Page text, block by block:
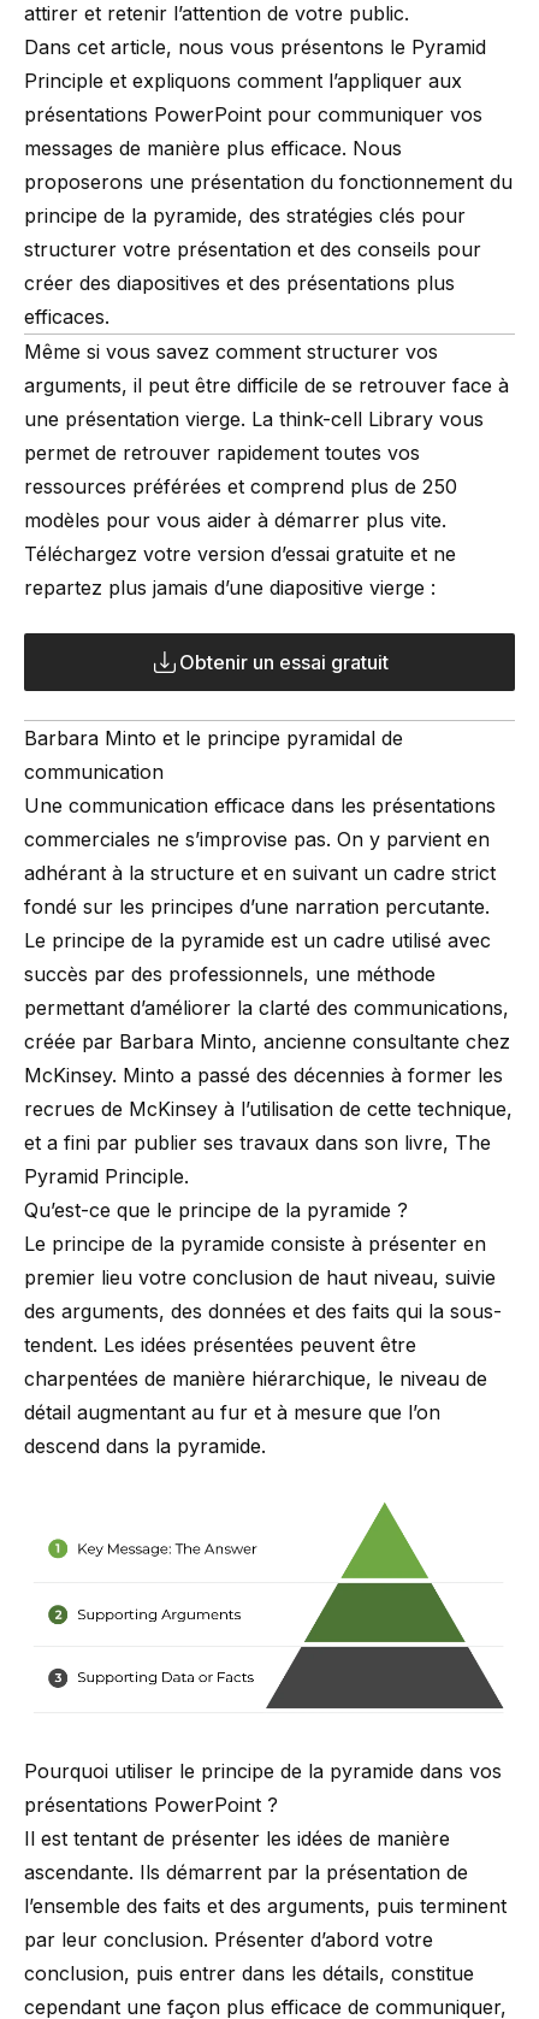
attirer et retenir l’attention de votre public.
Dans cet article, nous vous présentons le Pyramid
Principle et expliquons comment l’appliquer aux
présentations PowerPoint pour communiquer vos
messages de manière plus efficace. Nous
proposerons une présentation du fonctionnement du
principe de la pyramide, des stratégies clés pour
structurer votre présentation et des conseils pour
créer des diapositives et des présentations plus
efficaces.
Même si vous savez comment structurer vos
arguments, il peut être difficile de se retrouver face à
une présentation vierge. La think-cell Library vous
permet de retrouver rapidement toutes vos
ressources préférées et comprend plus de 250
modèles pour vous aider à démarrer plus vite.
Téléchargez votre version d’essai gratuite et ne
repartez plus jamais d’une diapositive vierge :
Obtenir un essai gratuit
Barbara Minto et le principe pyramidal de
communication
Une communication efficace dans les présentations
commerciales ne s’improvise pas. On y parvient en
adhérant à la structure et en suivant un cadre strict
fondé sur les principes d’une narration percutante.
Le principe de la pyramide est un cadre utilisé avec
succès par des professionnels, une méthode
permettant d’améliorer la clarté des communications,
créée par Barbara Minto, ancienne consultante chez
McKinsey. Minto a passé des décennies à former les
recrues de McKinsey à l’utilisation de cette technique,
et a fini par publier ses travaux dans son livre, The
Pyramid Principle.
Qu’est-ce que le principe de la pyramide ?
Le principe de la pyramide consiste à présenter en
premier lieu votre conclusion de haut niveau, suivie
des arguments, des données et des faits qui la sous-
tendent. Les idées présentées peuvent être
charpentées de manière hiérarchique, le niveau de
détail augmentant au fur et à mesure que l’on
descend dans la pyramide.
Pourquoi utiliser le principe de la pyramide dans vos
présentations PowerPoint ?
Il est tentant de présenter les idées de manière
ascendante. Ils démarrent par la présentation de
l’ensemble des faits et des arguments, puis terminent
par leur conclusion. Présenter d’abord votre
conclusion, puis entrer dans les détails, constitue
cependant une façon plus efficace de communiquer,